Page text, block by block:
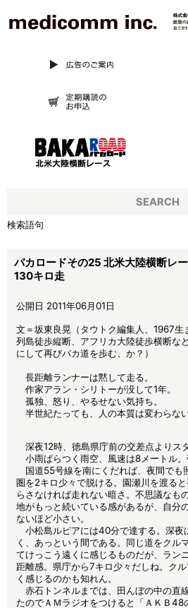
バカロードその25 北米大陸横断レ
130キロ走
公開日 2011年06月01日
文＝坂東良晃（タウトク編集人、1967生
列島徒歩縦断、アフリカ大陸徒歩横断な
にして再びバカ道を歩む、か？）
長距離ランナーは黙して走る。
作家アラン・シリトーが没して1年。
孤独、怒り、やるせない気持ち。
半世紀たっても、人の本質は変わらない
深夜12時、徳島県庁前の交差点よりスタ
小雨ぱらつく雨空、風速は8メートル。
国道55号線を南にくだれば、夜間でも
圏を2キロ少々で脱ける。園瀬川を渡る
らさなければ走れない暗さ。不思議なも
地がもっと続いている感があるが、自分
ないほど小さい。
小松島ルピアには40分で達する。深夜
く、あっという間である。同じ道をクル
てけっこう遠くに感じるものだが、ラン
距離感。県庁から7キロ少々だしね。ク
く感じるのかも知れん。
赤石トンネルまでは、田んぼの中の直
たのでＡＭラジオをつけると「ＡＫＢ48
SEARCH
検索語句